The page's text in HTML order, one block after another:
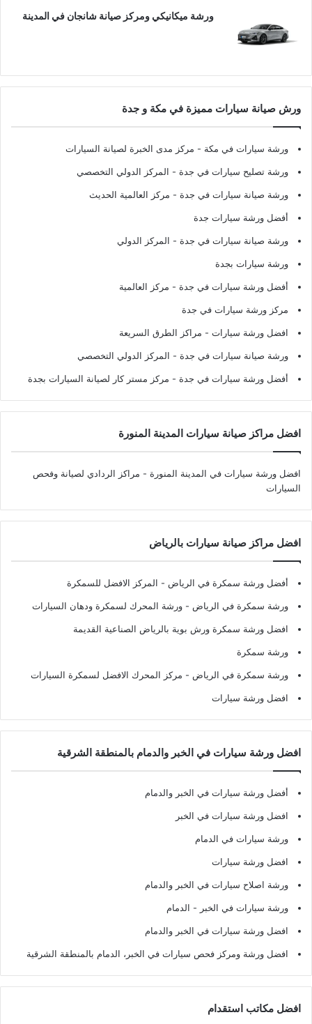
ورشة ميكانيكي ومركز صيانة شانجان في المدينة
ورش صيانة سيارات مميزة في مكة و جدة
ورشة سيارات في مكة - مركز مدى الخبرة لصيانة السيارات
ورشة تصليح سيارات في جدة - المركز الدولي التخصصي
ورشة صيانة سيارات في جدة - مركز العالمية الحديث
أفضل ورشة سيارات جدة
ورشة صيانة سيارات في جدة - المركز الدولي
ورشة سيارات بجدة
أفضل ورشة سيارات في جدة - مركز العالمية
مركز ورشة سيارات في جدة
افضل ورشة سيارات - مراكز الطرق السريعة
ورشة صيانة سيارات في جدة - المركز الدولي التخصصي
أفضل ورشة سيارات في جدة - مركز مستر كار لصيانة السيارات بجدة
افضل مراكز صيانة سيارات المدينة المنورة
افضل ورشة سيارات في المدينة المنورة - مراكز الردادي لصيانة وفحص
السيارات
افضل مراكز صيانة سيارات بالرياض
أفضل ورشة سمكرة في الرياض - المركز الافضل للسمكرة
ورشة سمكرة في الرياض - ورشة المحرك لسمكرة ودهان السيارات
افضل ورشة سمكرة ورش بوية بالرياض الصناعية القديمة
ورشة سمكرة
ورشة سمكرة في الرياض - مركز المحرك الافضل لسمكرة السيارات
افضل ورشة سيارات
افضل ورشة سيارات في الخبر والدمام بالمنطقة الشرقية
أفضل ورشة سيارات في الخبر والدمام
افضل ورشة سيارات في الخبر
ورشة سيارات في الدمام
افضل ورشة سيارات
ورشة اصلاح سيارات في الخبر والدمام
ورشة سيارات في الخبر - الدمام
افضل ورشة سيارات في الخبر والدمام
افضل ورشة ومركز فحص سيارات في الخبر، الدمام بالمنطقة الشرقية
افضل مكاتب استقدام